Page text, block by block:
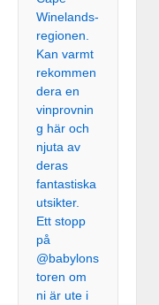
Ett stopp
på
@babylons
toren om
ni är ute i